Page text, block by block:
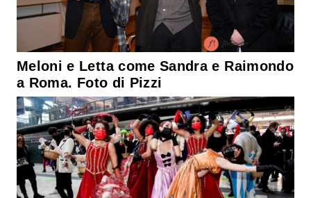
Meloni e Letta come Sandra e Raimondo
a Roma. Foto di Pizzi